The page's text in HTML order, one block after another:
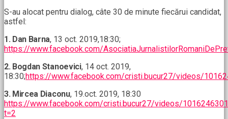
S-au alocat pentru dialog, câte 30 de minute fiecărui candidat,
astfel:
1. Dan Barna, 13 oct. 2019,18:30;
https://www.facebook.com/
2. Bogdan Stanoevici, 14 oct. 2019,
18:30;https://www.facebook.com/cristi.bucur27/videos/
3. Mircea Diaconu, 19.oct. 2019, 18:30
https://www.facebook.com/cristi.bucur27/videos/
t=2